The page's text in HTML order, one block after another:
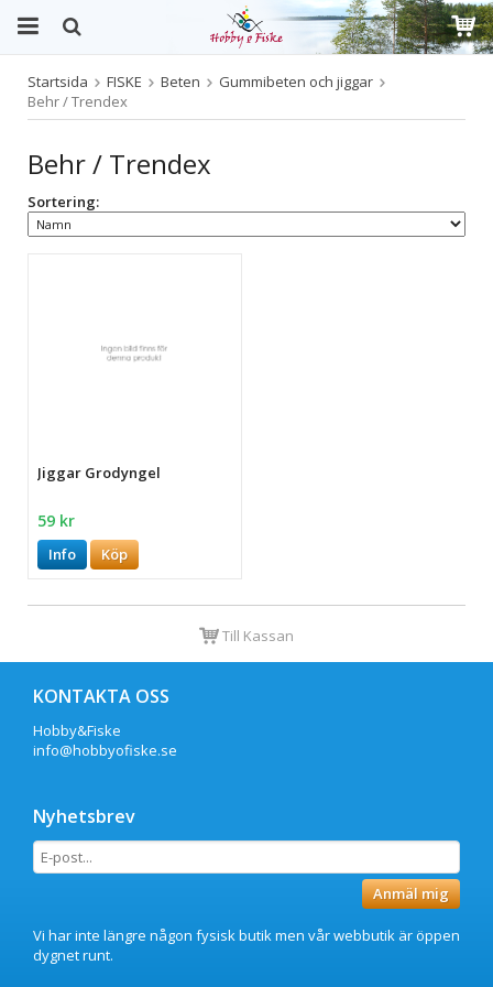
Produkten har blivit tillagd i varukorgen
Startsida FISKE Beten
Gummibeten och jiggar
Behr / Trendex
Behr / Trendex
Sortering:
Jiggar Grodyngel
59 kr
Info Köp
Till Kassan
KONTAKTA OSS
Hobby&Fiske
info@hobbyofiske.se
Nyhetsbrev
Anmäl mig
Vi har inte längre någon fysisk butik men vår webbutik är öppen
dygnet runt.